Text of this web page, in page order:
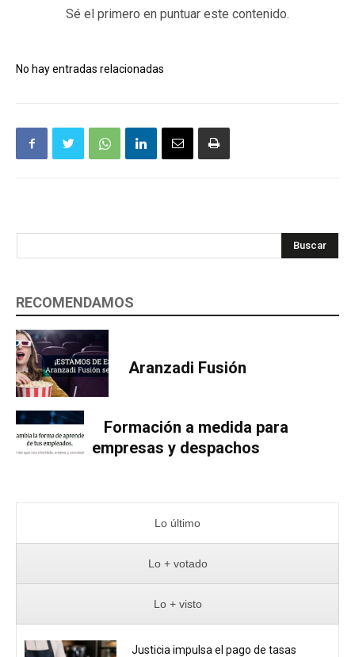
Sé el primero en puntuar este contenido.
No hay entradas relacionadas
Buscar
RECOMENDAMOS
Aranzadi Fusión
Formación a medida para
empresas y despachos
Lo último
Lo + votado
Lo + visto
Justicia impulsa el pago de tasas